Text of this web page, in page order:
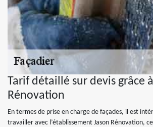
Tarif détaillé sur devis grâce
Rénovation
En termes de prise en charge de façades, il est
travailler avec l’établissement Jason Rénovation,